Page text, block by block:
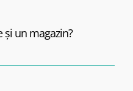
un magazin?